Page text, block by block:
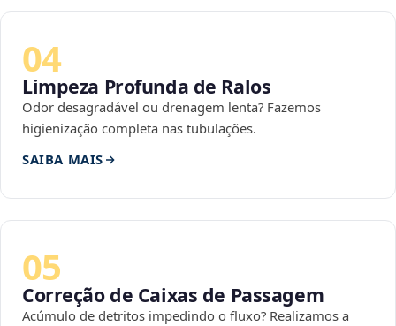
04
Limpeza Profunda de Ralos
Odor desagradável ou drenagem lenta? Fazemos
higienização completa nas tubulações.
SAIBA MAIS
05
Correção de Caixas de Passagem
Acúmulo de detritos impedindo o fluxo? Realizamos a